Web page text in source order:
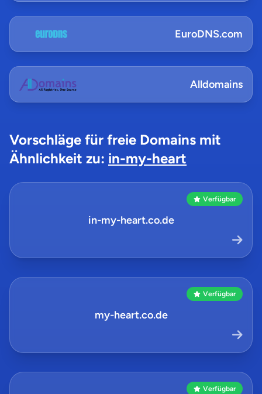
EuroDNS.com
Alldomains
Vorschläge für freie Domains mit
Ähnlichkeit zu: in-my-heart
Verfügbar
in-my-heart.co.de
Verfügbar
my-heart.co.de
Verfügbar